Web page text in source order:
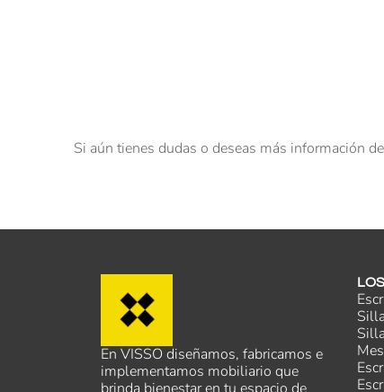
Si aún tienes dudas o deseas más información
En VISSO diseñamos, fabricamos e
implementamos mobiliario que